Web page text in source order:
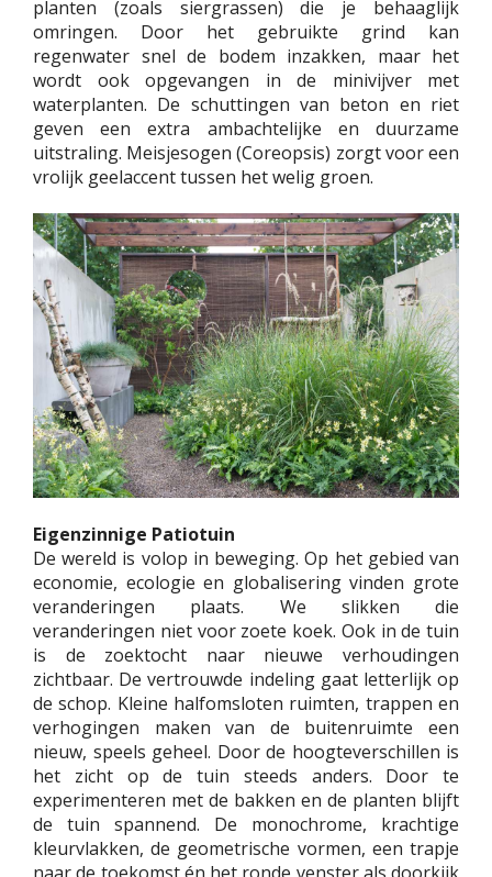
planten (zoals siergrassen) die je behaaglijk
omringen. Door het gebruikte grind kan
regenwater snel de bodem inzakken, maar het
wordt ook opgevangen in de minivijver met
waterplanten. De schuttingen van beton en riet
geven een extra ambachtelijke en duurzame
uitstraling. Meisjesogen (Coreopsis) zorgt voor een
vrolijk geelaccent tussen het welig groen.
Eigenzinnige Patiotuin
De wereld is volop in beweging. Op het gebied van
economie, ecologie en globalisering vinden grote
veranderingen plaats. We slikken die
veranderingen niet voor zoete koek. Ook in de tuin
is de zoektocht naar nieuwe verhoudingen
zichtbaar. De vertrouwde indeling gaat letterlijk op
de schop. Kleine halfomsloten ruimten, trappen en
verhogingen maken van de buitenruimte een
nieuw, speels geheel. Door de hoogteverschillen is
het zicht op de tuin steeds anders. Door te
experimenteren met de bakken en de planten blijft
de tuin spannend. De monochrome, krachtige
kleurvlakken, de geometrische vormen, een trapje